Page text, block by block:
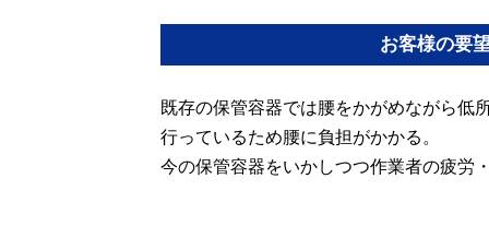
お客様の要
既存の保管容器では腰をかがめながら低
行っているため腰に負担がかかる。
今の保管容器をいかしつつ作業者の疲労